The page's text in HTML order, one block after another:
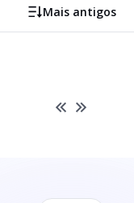
Mais antigos